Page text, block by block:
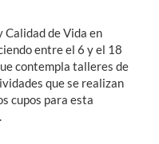
Calidad de Vida en
entre el 6 y el 18
contempla talleres de
que se realizan
cupos para esta